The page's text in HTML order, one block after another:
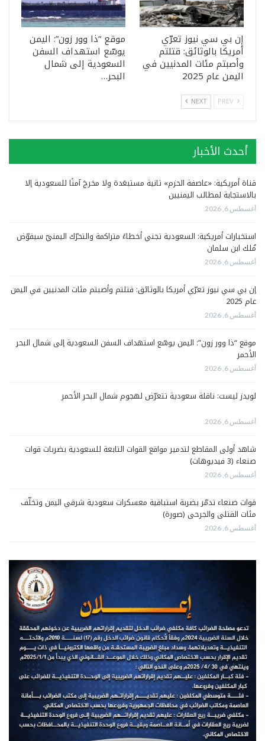
إن بي سي نيوز تعرّي
أمريكا بالوثائق: قتلتم
وأصبتم مئات المدنيين في
اليمن عام 2025
موقع “ذا وور زون”: اليمن
يوسّع استهداف السفن
السعودية إلى شمال
البحر…
NEXT
أحدث الأخبار
قناة أمريكية: «عاصفة الحزم» ثانية مستبعَدة ولا مخرجَ آمنًا للسعودية إلا
بالاستجابة لمطالب اليمنيين
أغسطس 6, 2026
استخبارات أمريكية: السعودية تجني أخطاءً متراكمة والتحرّك اليمنيّ سيقوّض
مُلك ابن سلمان
أغسطس 6, 2026
إن بي سي نيوز تعرّي أمريكا بالوثائق: قتلتم وأصبتم مئات المدنيين في اليمن
عام 2025
أغسطس 6, 2026
موقع “ذا وور زون”: اليمن يوسّع استهداف السفن السعودية إلى شمال البحر
الأحمر
أغسطس 6, 2026
لويدز ليست: ناقلة سعودية تتعرّض لهجوم شمال البحر الأحمر
أغسطس 6, 2026
شاهد أولى المقاطع لتدمير مواقع القوات التابعة للسعودية بضربات قوات
صنعاء (3 فيديوهات)
أغسطس 6, 2026
قوات صنعاء تدمّر بضربة استباقية معسكرات سعودية شرقي اليمن وتخلّف
مئات القتلى والجرحى (صورة)
أغسطس 6, 2026